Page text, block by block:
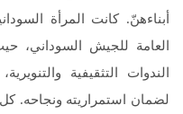
أبناءهنّ. كانت المرأة
العامة للجيش السوداني،
الندوات التثقيفية
لضمان استمراريته ونجاحه.